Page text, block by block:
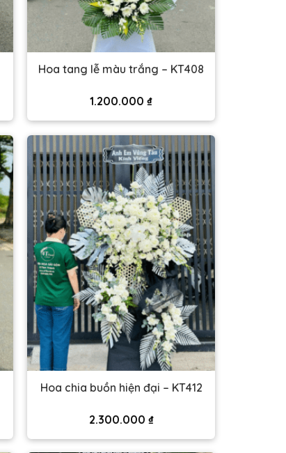
Hoa tang lễ màu trắng – KT408
1.200.000 ₫
Hoa chia buồn hiện đại – KT412
2.300.000 ₫